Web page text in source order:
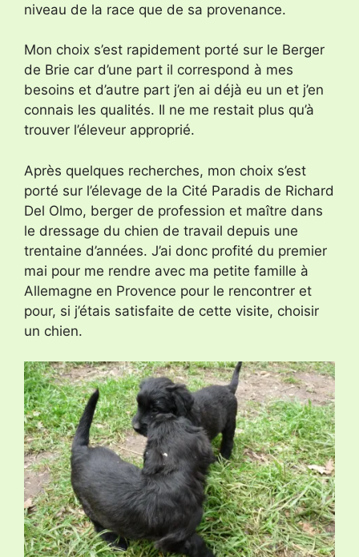
niveau de la race que de sa provenance.
Mon choix s’est rapidement porté sur le Berger
de Brie car d’une part il correspond à mes
besoins et d’autre part j’en ai déjà eu un et j’en
connais les qualités. Il ne me restait plus qu’à
trouver l’éleveur approprié.
Après quelques recherches, mon choix s’est
porté sur l’élevage de la Cité Paradis de Richard
Del Olmo, berger de profession et maître dans
le dressage du chien de travail depuis une
trentaine d’années. J’ai donc profité du premier
mai pour me rendre avec ma petite famille à
Allemagne en Provence pour le rencontrer et
pour, si j’étais satisfaite de cette visite, choisir
un chien.